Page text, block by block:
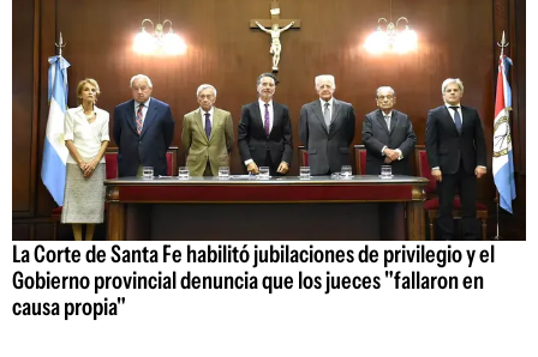
La Corte de Santa Fe habilitó jubilaciones de privilegio y el
Gobierno provincial denuncia que los jueces "fallaron en
causa propia"